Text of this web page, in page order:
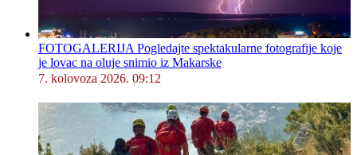
FOTOGALERIJA Pogledajte spektakularne fotografije koje
je lovac na oluje snimio iz Makarske
7. kolovoza 2026. 09:12